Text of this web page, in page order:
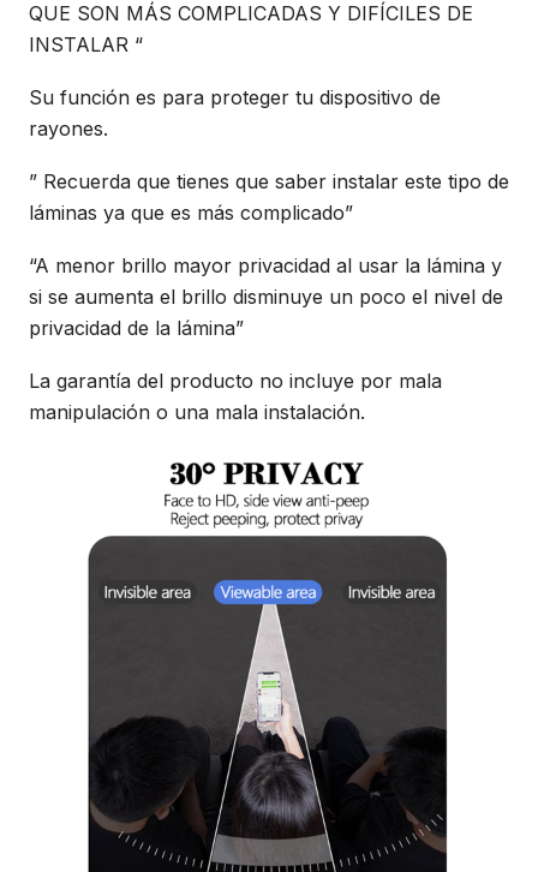
QUE SON MÁS COMPLICADAS Y DIFÍCILES DE
INSTALAR “
Su función es para proteger tu dispositivo de
rayones.
” Recuerda que tienes que saber instalar este tipo de
láminas ya que es más complicado”
“A menor brillo mayor privacidad al usar la lámina y
si se aumenta el brillo disminuye un poco el nivel de
privacidad de la lámina”
La garantía del producto no incluye por mala
manipulación o una mala instalación.